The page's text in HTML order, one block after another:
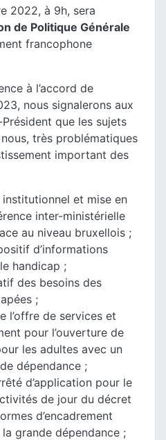
2022, à 9h, sera
de Politique Générale
francophone
à l’accord de
nous signalerons aux
que les sujets
très problématiques
important des
et mise en
inter-ministérielle
au niveau bruxellois ;
d’informations
handicap ;
des besoins des
;
l’offre de services et
pour l’ouverture de
les adultes avec un
dépendance ;
d’application pour le
de jour du décret
d’encadrement
grande dépendance ;